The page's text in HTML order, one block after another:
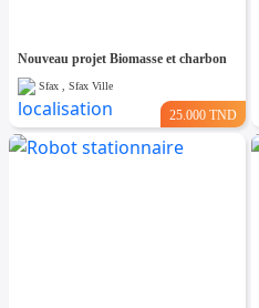
Nouveau projet Biomasse et charbon
Sfax , Sfax Ville
25.000 TND